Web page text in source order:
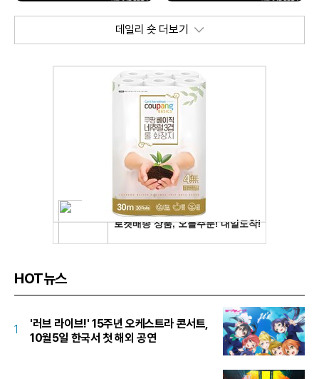
데일리 숏 더보기
HOT뉴스
1
'러브 라이브!' 15주년 오케스트라 콘서트,
10월5일 한국서 첫 해외 공연